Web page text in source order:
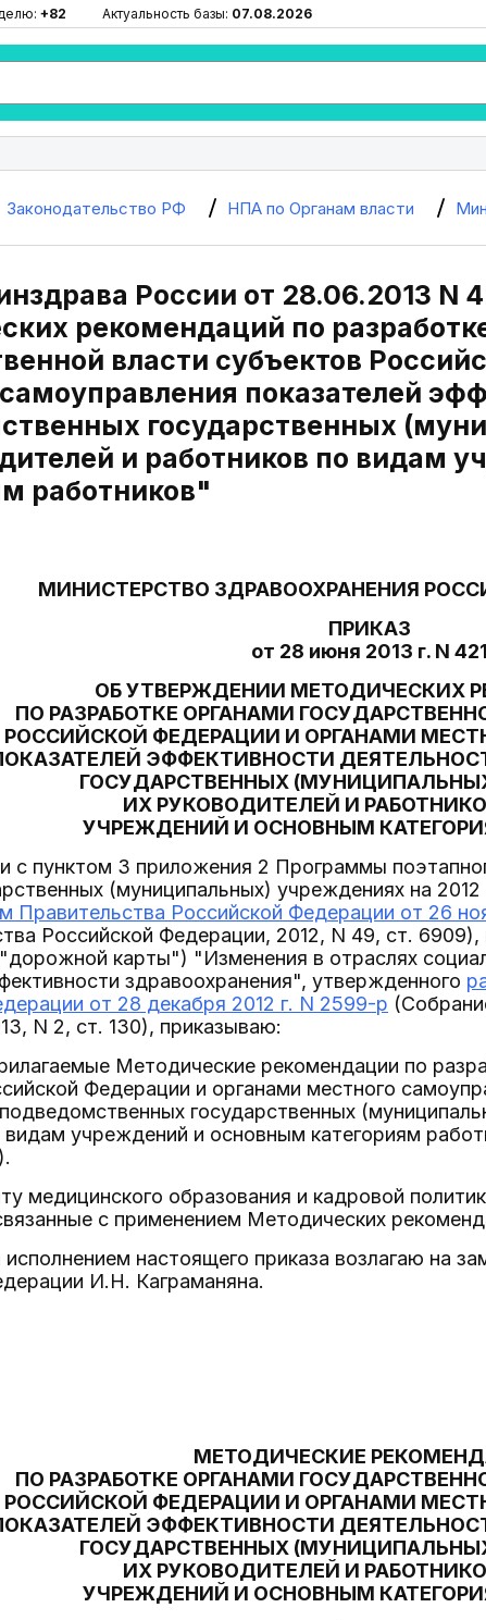
+82 Актуальность базы: 07.08.2026
Законодательство РФ НПА по Органам власти
России от 28.06.2013 N
рекомендаций по
власти субъектов
показателей
государственных
и работников по видам
работников"
МИНИСТЕРСТВО ЗДРАВООХРАНЕНИЯ
ПРИКАЗ
от 28 июня 2013 г. N 421
ОБ УТВЕРЖДЕНИИ МЕТОДИЧЕСКИХ
ПО РАЗРАБОТКЕ ОРГАНАМИ
РОССИЙСКОЙ ФЕДЕРАЦИИ И ОРГАНАМИ
ЭФФЕКТИВНОСТИ
ГОСУДАРСТВЕННЫХ
ИХ РУКОВОДИТЕЛЕЙ И
УЧРЕЖДЕНИЙ И ОСНОВНЫМ
с пунктом 3 приложения 2 Программы
(муниципальных) учреждениях на
Правительства Российской Федерации от 26
Российской Федерации, 2012, N 49, ст.
карты") "Изменения в отраслях
здравоохранения", утвержденного
от 28 декабря 2012 г. N 2599-р
N 2, ст. 130), приказываю:
Методические рекомендации по
Федерации и органами местного
государственных
видам учреждений и основным категориям
медицинского образования и кадровой
с применением Методических
настоящего приказа возлагаю на
И.Н. Каграманяна.
МЕТОДИЧЕСКИЕ
ПО РАЗРАБОТКЕ ОРГАНАМИ
РОССИЙСКОЙ ФЕДЕРАЦИИ И ОРГАНАМИ
ЭФФЕКТИВНОСТИ
ГОСУДАРСТВЕННЫХ
ИХ РУКОВОДИТЕЛЕЙ И
УЧРЕЖДЕНИЙ И ОСНОВНЫМ